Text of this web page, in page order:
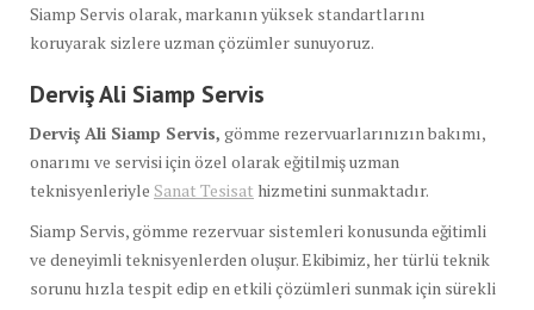
Siamp Servis olarak, markanın yüksek standartlarını
koruyarak sizlere uzman çözümler sunuyoruz.
Derviş Ali Siamp Servis
Derviş Ali Siamp Servis, gömme rezervuarlarınızın bakımı,
onarımı ve servisi için özel olarak eğitilmiş uzman
teknisyenleriyle Sanat Tesisat hizmetini sunmaktadır.
Siamp Servis, gömme rezervuar sistemleri konusunda eğitimli
ve deneyimli teknisyenlerden oluşur. Ekibimiz, her türlü teknik
sorunu hızla tespit edip en etkili çözümleri sunmak için sürekli